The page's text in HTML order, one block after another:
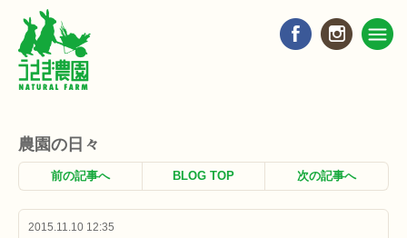
農園の日々
前の記事へ BLOG TOP 次の記事へ
2015.11.10 12:35